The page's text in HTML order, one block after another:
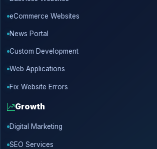
eCommerce Websites
News Portal
Custom Development
Web Applications
Fix Website Errors
Growth
Digital Marketing
SEO Services